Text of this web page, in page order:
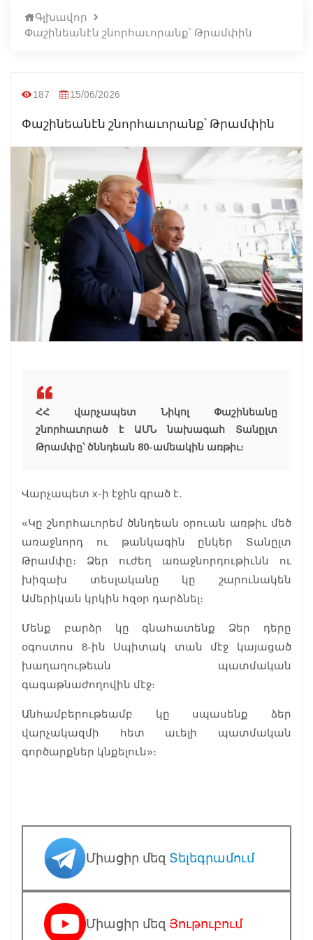
Գլխավոր
Փաշինեանէն շնորհաւորանք՝ Թրամփին
187 15/06/2026
Փաշինեանէն շնորհաւորանք՝ Թրամփին
ՀՀ վարչապետ Նիկոլ Փաշինեանը
շնորհաւորած է ԱՄՆ նախագահ Տանըլտ
Թրամփը՝ ծննդեան 80-ամեակին առթիւ։
Վարչապետ x-ի էջին գրած է.
«Կը շնորհաւորեմ ծննդեան օրուան առթիւ մեծ
առաջնորդ ու թանկագին ընկեր Տանըլտ
Թրամփը։ Ձեր ուժեղ առաջնորդութիւնն ու
խիզախ տեսլականը կը շարունակեն
Ամերիկան կրկին հզօր դարձնել։
Մենք բարձր կը գնահատենք Ձեր դերը
օգոստոս 8-ին Սպիտակ տան մէջ կայացած
խաղաղութեան պատմական
գագաթնաժողովին մէջ։
Անհամբերութեամբ կը սպասենք ձեր
վարչակազմի հետ աւելի պատմական
գործարքներ կնքելուն»։
Միացիր մեզ Տելեգրամում
Միացիր մեզ Յութուբում